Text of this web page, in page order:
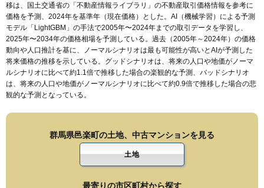
移は、国土交通省の「 不動産情報ライブラリ 」の不動産取引価格情報を参考に
価格を予測、2024年を基準年（現在価格）とした。AI（機械学習）による予測
モデル「LightGBM」の手法で2005年〜2024年までの取引データを学習し、
2025年〜2034年の価格相場を予測している。過去（2005年～2024年）の価格
動向や人口推計を基に、ノーマルシナリオは最も可能性が高いとAIが予測した
将来価格の推移を示している。グッドシナリオは、将来の人口や地価がノーマ
ルシナリオに比べて約1.1倍で推移した場合の楽観的な予測、バッドシナリオ
は、将来の人口や地価がノーマルシナリオに比べて約0.9倍で推移した場合の悲
観的な予測となっている。
群馬県邑楽町の土地、中古マンションを見る
土地
最寄りの市区町村から探す